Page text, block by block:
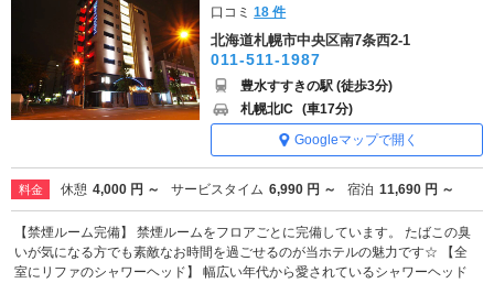
口コミ18 件
北海道札幌市中央区南7条西2-1
011-511-1987
豊水すすきの駅 (徒歩3分)
札幌北IC (車17分)
Googleマップで開く
料金 休憩 4,000 円 ～ サービスタイム 6,990 円 ～ 宿泊 11,690 円 ～
【禁煙ルーム完備】 禁煙ルームをフロアごとに完備しています。 たばこの臭
いが気になる方でも素敵なお時間を過ごせるのが当ホテルの魅力です☆ 【全
室にリファのシャワーヘッド】 幅広い年代から愛されているシャワーヘッド